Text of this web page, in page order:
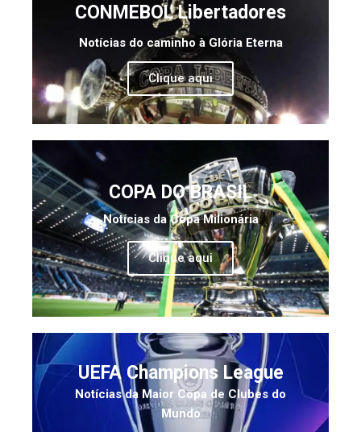
CONMEBOL Libertadores
Notícias do caminho à Glória Eterna
Clique aqui
COPA DO BRASIL
Notícias da Copa Milionária
Clique aqui
UEFA Champions League
Notícias da Maior Copa de Clubes do
Mundo